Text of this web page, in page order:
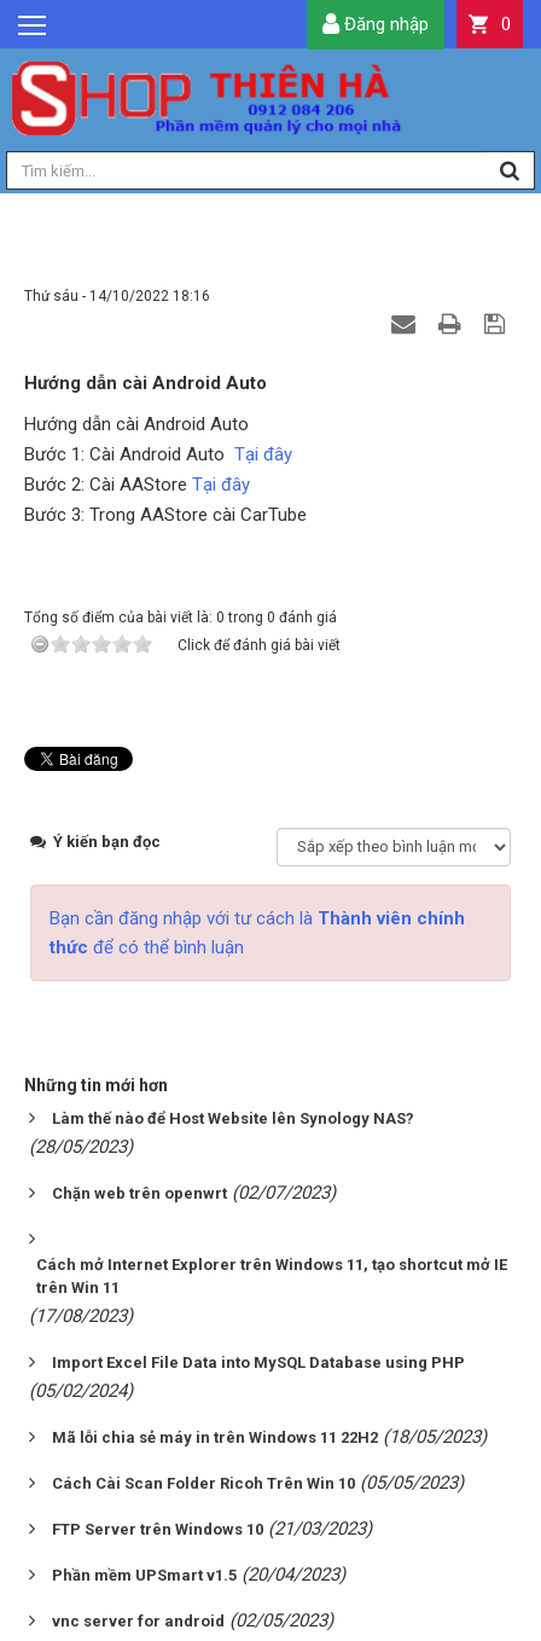
GIỚI THIỆU
TIN TỨC
SẢN PHẨM
DỊCH VỤ
TIỆN ÍCH
0
Đăng nhập
Thứ sáu - 14/10/2022 18:16
Hướng dẫn cài Android Auto
Hướng dẫn cài Android Auto
Bước 1: Cài Android Auto Tại đây
Bước 2: Cài AAStore Tại đây
Bước 3: Trong AAStore cài CarTube
Tổng số điểm của bài viết là: 0 trong 0 đánh giá
Click để đánh giá bài viết
Ý kiến bạn đọc
Bạn cần đăng nhập với tư cách là Thành viên chính
thức để có thể bình luận
Những tin mới hơn
Làm thế nào để Host Website lên Synology NAS?
(28/05/2023)
Chặn web trên openwrt (02/07/2023)
Cách mở Internet Explorer trên Windows 11, tạo shortcut mở IE
trên Win 11
(17/08/2023)
Import Excel File Data into MySQL Database using PHP
(05/02/2024)
Mã lỗi chia sẻ máy in trên Windows 11 22H2 (18/05/2023)
Cách Cài Scan Folder Ricoh Trên Win 10 (05/05/2023)
FTP Server trên Windows 10 (21/03/2023)
Phần mềm UPSmart v1.5 (20/04/2023)
vnc server for android (02/05/2023)